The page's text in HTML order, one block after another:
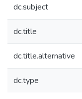
dc.subject
dc.title
dc.title.alternative
dc.type